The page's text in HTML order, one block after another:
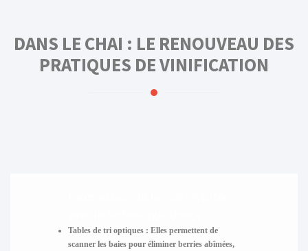
DANS LE CHAI : LE RENOUVEAU DES
PRATIQUES DE VINIFICATION
Tables de tri optiques: Elles permettent de
scanner les baies pour éliminer berries abîmées,